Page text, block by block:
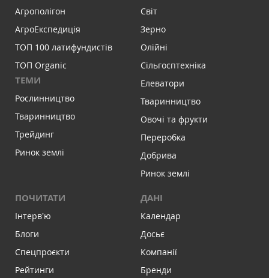
Агрополігон
АгроЕкспедиція
ТОП 100 латифундистів
ТОП Organic
ТЕМИ
Рослинництво
Тваринництво
Трейдинг
Ринок землі
Світ
Зерно
Олійні
Сільгосптехніка
Елеватори
Тваринництво
Овочі та фрукти
Переробка
Добрива
Ринок землі
ПОЧИТАТИ
Інтервʼю
Блоги
Спецпроєкти
Рейтинги
ДАНІ
Календар
Досьє
Компанії
Бренди